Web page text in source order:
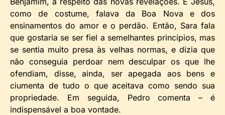
como de costume, falava da Boa Nova e dos
ensinamentos do amor e o perdão. Então, Sara fala
que gostaria se ser fiel a semelhantes princípios, mas
se sentia muito presa às velhas normas, e dizia que
não conseguia perdoar nem desculpar os que lhe
ofendiam, disse, ainda, ser apegada aos bens e
ciumenta de tudo o que aceitava como sendo sua
propriedade. Em seguida, Pedro comenta – é
indispensável a boa vontade.